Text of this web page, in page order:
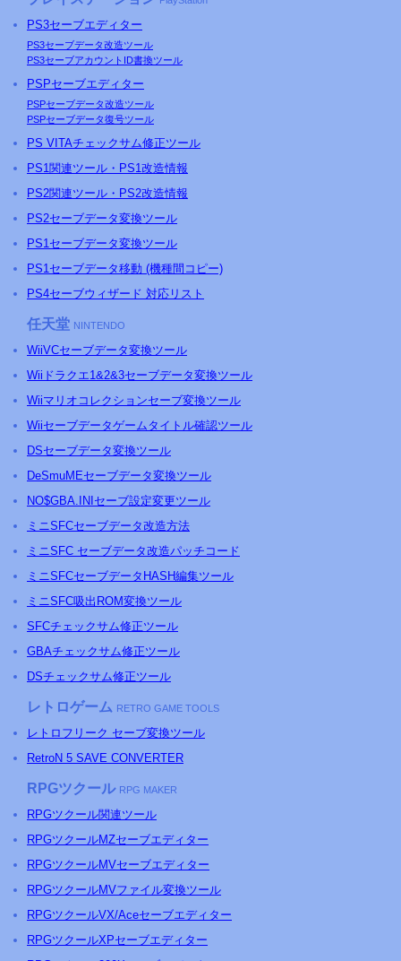
PS3セーブエディター
PS3セーブデータ改造ツール
PS3セーブアカウントID書換ツール
PSPセーブエディター
PSPセーブデータ改造ツール
PSPセーブデータ復号ツール
PS VITAチェックサム修正ツール
PS1関連ツール・ PS1改造情報
PS2関連ツール・ PS2改造情報
PS2セーブデータ変換ツール
PS1セーブデータ変換ツール
PS1セーブデータ移動 (機種間コピー)
PS4セーブウィザード 対応リスト
任天堂 NINTENDO
WiiVCセーブデータ変換ツール
Wiiドラクエ1&2&3セーブデータ変換ツール
Wiiマリオコレクションセーブ変換ツール
Wiiセーブデータゲームタイトル確認ツール
DSセーブデータ変換ツール
DeSmuMEセーブデータ変換ツール
NO$GBA.INIセーブ設定変更ツール
ミニSFCセーブデータ改造方法
ミニSFC セーブデータ改造パッチコード
ミニSFCセーブデータHASH編集ツール
ミニSFC吸出ROM変換ツール
SFCチェックサム修正ツール
GBAチェックサム修正ツール
DSチェックサム修正ツール
レトロゲーム RETRO GAME TOOLS
レトロフリーク セーブ変換ツール
RetroN 5 SAVE CONVERTER
RPGツクール RPG MAKER
RPGツクール関連ツール
RPGツクールMZセーブエディター
RPGツクールMVセーブエディター
RPGツクールMVファイル変換ツール
RPGツクールVX/Aceセーブエディター
RPGツクールXPセーブエディター